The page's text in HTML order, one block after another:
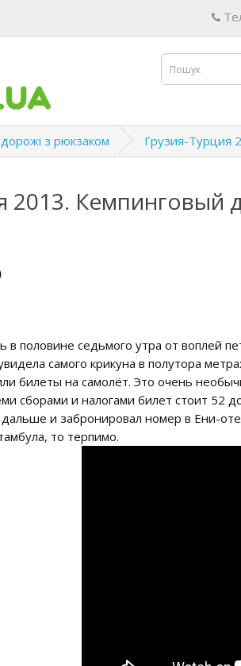
з рюкзаком Грузия-Турция
2013. Кемпинговый
половине седьмого утра от воплей
самого крикуна в полутора
билеты на самолёт. Это очень
сборами и налогами билет стоит 52
и забронировал номер в Ени-
то терпимо.